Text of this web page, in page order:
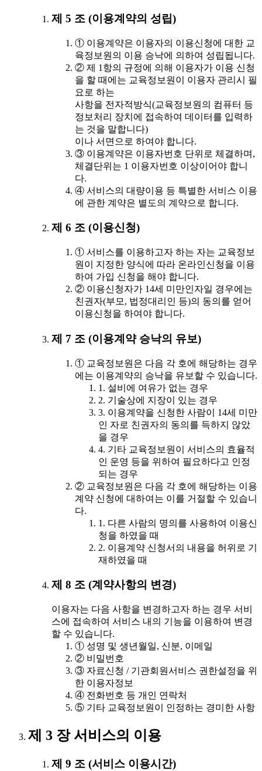
제 5 조 (이용계약의 성립)
① 이용계약은 이용자의 이용신청에 대한 교
육정보원의 이용 승낙에 의하여 성립됩니다.
② 제 1항의 규정에 의해 이용자가 이용 신청
을 할 때에는 교육정보원이 이용자 관리시 필
요로 하는
사항을 전자적방식(교육정보원의 컴퓨터 등
정보처리 장치에 접속하여 데이터를 입력하
는 것을 말합니다)
이나 서면으로 하여야 합니다.
③ 이용계약은 이용자번호 단위로 체결하며,
체결단위는 1 이용자번호 이상이어야 합니
다.
④ 서비스의 대량이용 등 특별한 서비스 이용
에 관한 계약은 별도의 계약으로 합니다.
제 6 조 (이용신청)
① 서비스를 이용하고자 하는 자는 교육정보
원이 지정한 양식에 따라 온라인신청을 이용
하여 가입 신청을 해야 합니다.
② 이용신청자가 14세 미만인자일 경우에는
친권자(부모, 법정대리인 등)의 동의를 얻어
이용신청을 하여야 합니다.
제 7 조 (이용계약 승낙의 유보)
① 교육정보원은 다음 각 호에 해당하는 경우
에는 이용계약의 승낙을 유보할 수 있습니다.
1. 설비에 여유가 없는 경우
2. 기술상에 지장이 있는 경우
3. 이용계약을 신청한 사람이 14세 미만
인 자로 친권자의 동의를 득하지 않았
을 경우
4. 기타 교육정보원이 서비스의 효율적
인 운영 등을 위하여 필요하다고 인정
되는 경우
② 교육정보원은 다음 각 호에 해당하는 이용
계약 신청에 대하여는 이를 거절할 수 있습니
다.
1. 다른 사람의 명의를 사용하여 이용신
청을 하였을 때
2. 이용계약 신청서의 내용을 허위로 기
재하였을 때
제 8 조 (계약사항의 변경)
이용자는 다음 사항을 변경하고자 하는 경우 서비
스에 접속하여 서비스 내의 기능을 이용하여 변경
할 수 있습니다.
① 성명 및 생년월일, 신분, 이메일
② 비밀번호
③ 자료신청 / 기관회원서비스 권한설정을 위
한 이용자정보
④ 전화번호 등 개인 연락처
⑤ 기타 교육정보원이 인정하는 경미한 사항
제 3 장 서비스의 이용
제 9 조 (서비스 이용시간)